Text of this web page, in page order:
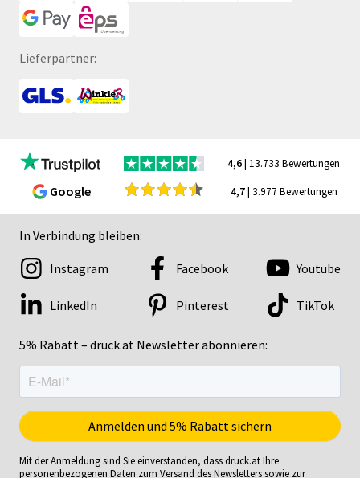
Lieferpartner:
4,6| 13.733 Bewertungen
Google 4,7| 3.977 Bewertungen
In Verbindung bleiben:
5% Rabatt – druck.at Newsletter abonnieren:
Instagram Facebook Youtube
LinkedIn Pinterest TikTok
Mit der Anmeldung sind Sie einverstanden, dass druck.at Ihre
personenbezogenen Daten zum Versand des Newsletters sowie zur